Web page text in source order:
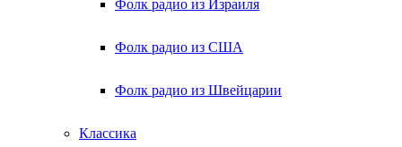
Фолк радио из Израиля
Фолк радио из США
Фолк радио из Швейцарии
Классика